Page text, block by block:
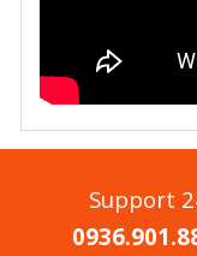
Support